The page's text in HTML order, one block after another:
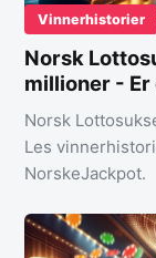
Vinnerhistorier
Norsk
millioner - Er
Norsk
Les
NorskeJackpot.